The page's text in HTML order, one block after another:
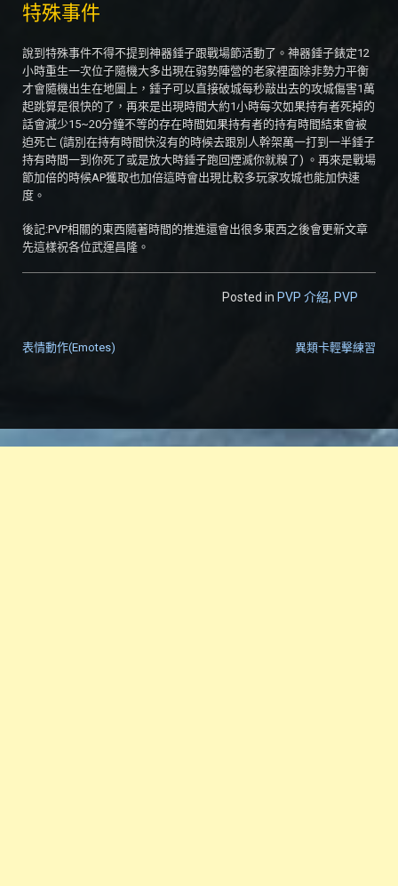
特殊事件
說到特殊事件不得不提到神器錘子跟戰場節活動了。神器錘子錶定12
小時重生一次位子隨機大多出現在弱勢陣營的老家裡面除非勢力平衡
才會隨機出生在地圖上，錘子可以直接破城每秒敲出去的攻城傷害1萬
起跳算是很快的了，再來是出現時間大約1小時每次如果持有者死掉的
話會減少15~20分鐘不等的存在時間如果持有者的持有時間結束會被
迫死亡 (請別在持有時間快沒有的時候去跟別人幹架萬一打到一半錘子
持有時間一到你死了或是放大時錘子跑回煙滅你就糗了) 。再來是戰場
節加倍的時候AP獲取也加倍這時會出現比較多玩家攻城也能加快速
度。
後記:PVP相關的東西隨著時間的推進還會出很多東西之後會更新文章
先這樣祝各位武運昌隆。
Posted in PVP 介紹, PVP
文章導覽
表情動作(Emotes) 異類卡輕擊練習